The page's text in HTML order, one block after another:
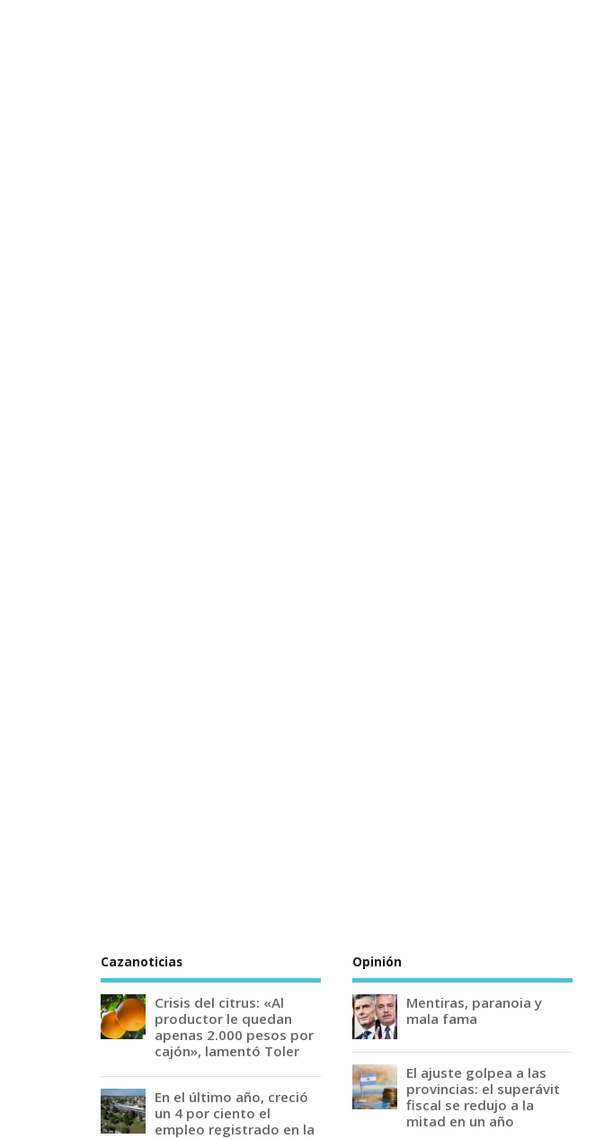
Cazanoticias
Crisis del citrus: «Al
productor le quedan
apenas 2.000 pesos por
cajón», lamentó Toler
En el último año, creció
un 4 por ciento el
empleo registrado en la
Opinión
Mentiras, paranoia y
mala fama
El ajuste golpea a las
provincias: el superávit
fiscal se redujo a la
mitad en un año